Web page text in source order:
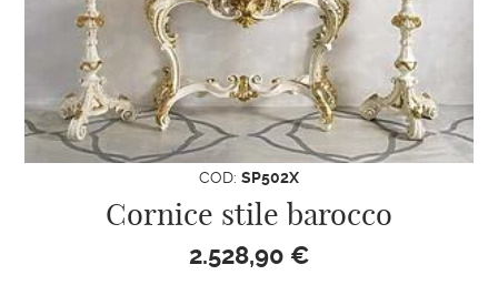
COD: SP502X
Cornice stile barocco
2.528,90 €